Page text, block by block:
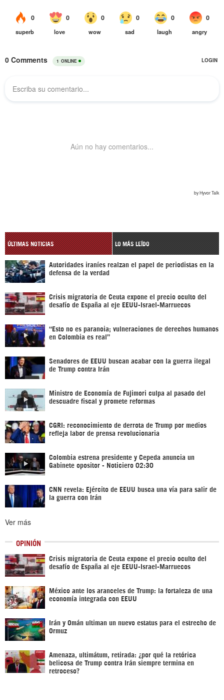
ÚLTIMAS NOTICIAS LO MÁS LEÍDO
Autoridades iraníes realzan el papel de periodistas en la
defensa de la verdad
Crisis migratoria de Ceuta expone el precio oculto del
desafío de España al eje EEUU-Israel-Marruecos
“Esto no es paranoia; vulneraciones de derechos humanos
en Colombia es real”
Senadores de EEUU buscan acabar con la guerra ilegal
de Trump contra Irán
Ministro de Economía de Fujimori culpa al pasado del
descuadre fiscal y promete reformas
CGRI: reconocimiento de derrota de Trump por medios
refleja labor de prensa revolucionaria
Colombia estrena presidente y Cepeda anuncia un
Gabinete opositor - Noticiero 02:30
CNN revela: Ejército de EEUU busca una vía para salir de
la guerra con Irán
Ver más
OPINIÓN
Crisis migratoria de Ceuta expone el precio oculto del
desafío de España al eje EEUU-Israel-Marruecos
México ante los aranceles de Trump: la fortaleza de una
economía integrada con EEUU
Irán y Omán ultiman un nuevo estatus para el estrecho de
Ormuz
Amenaza, ultimátum, retirada: ¿por qué la retórica
belicosa de Trump contra Irán siempre termina en
retroceso?